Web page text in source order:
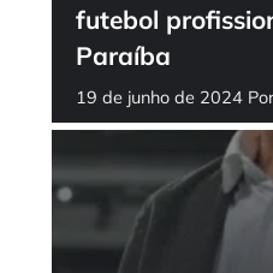
futebol
Paraíba
19 de junho de 2024 Por